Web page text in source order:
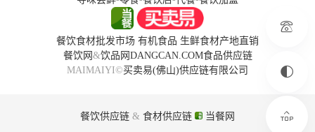
餐饮食材批发市场 有机食品 生鲜食材产地直销
餐饮网&饮品网DANGCAN.COM食品供应链
MAIMAIYI©买卖易(佛山)供应链有限公司
餐饮供应链 & 食材供应链 当餐网